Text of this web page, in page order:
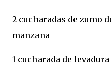
2 cucharadas de zumo
manzana
1 cucharada de